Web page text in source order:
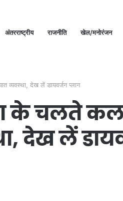
अंतरराष्ट्रीय राजनीति खेल/मनोरंजन
व्यवस्था, देख लें डायवर्जन प्लान
के चलते
देख लें